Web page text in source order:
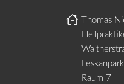
Thomas
Raum 7